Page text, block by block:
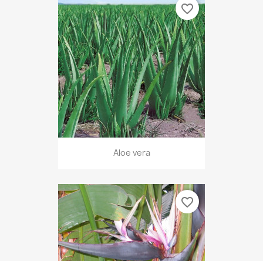
Aloe vera
favorite_border
favorite_border